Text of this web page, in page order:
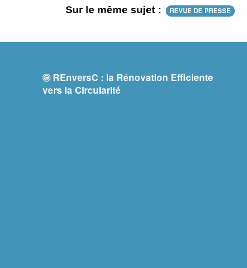
Sur le même sujet : REVUE DE PRESSE
REnversC : la Rénovation Efficiente
vers la Circularité